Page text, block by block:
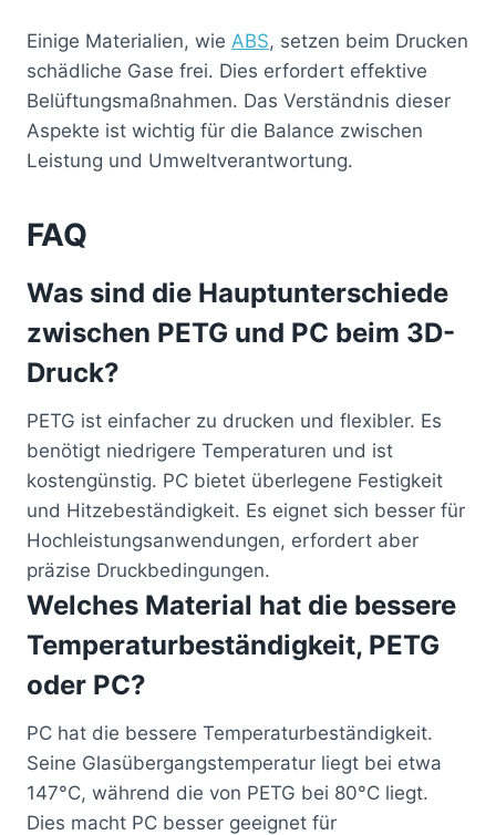
Einige Materialien, wie ABS, setzen beim Drucken
schädliche Gase frei. Dies erfordert effektive
Belüftungsmaßnahmen. Das Verständnis dieser
Aspekte ist wichtig für die Balance zwischen
Leistung und Umweltverantwortung.
FAQ
Was sind die Hauptunterschiede
zwischen PETG und PC beim 3D-
Druck?
PETG ist einfacher zu drucken und flexibler. Es
benötigt niedrigere Temperaturen und ist
kostengünstig. PC bietet überlegene Festigkeit
und Hitzebeständigkeit. Es eignet sich besser für
Hochleistungsanwendungen, erfordert aber
präzise Druckbedingungen.
Welches Material hat die bessere
Temperaturbeständigkeit, PETG
oder PC?
PC hat die bessere Temperaturbeständigkeit.
Seine Glasübergangstemperatur liegt bei etwa
147°C, während die von PETG bei 80°C liegt.
Dies macht PC besser geeignet für